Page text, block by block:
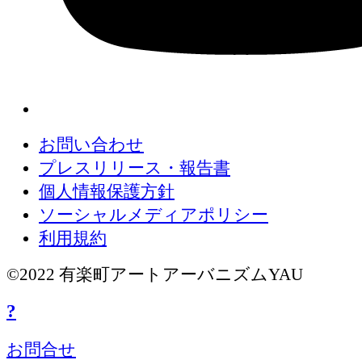
お問い合わせ
プレスリリース・報告書
個人情報保護方針
ソーシャルメディアポリシー
利用規約
©2022 有楽町アートアーバニズムYAU
?
お問合せ